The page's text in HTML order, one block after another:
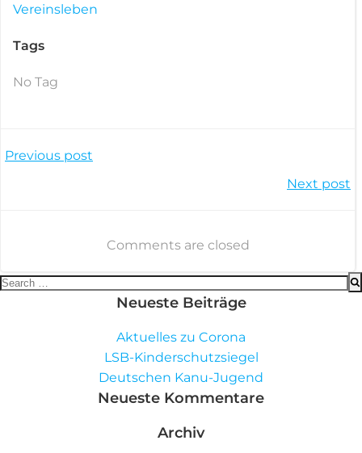
Vereinsleben
Tags
No Tag
Post
Previous post
navigation
Next post
Comments are closed
Search
Neueste Beiträge
Aktuelles zu Corona
LSB-Kinderschutzsiegel
Deutschen Kanu-Jugend
Neueste Kommentare
Archiv